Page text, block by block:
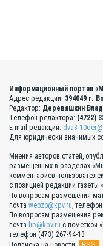
Информационный портал
Адрес редакции: 394049 г.
Редактор: Деревяшкин
Телефон редактора: (4722)
E-mail редакции: dva3-
Для юридически значимых
Мнения авторов статей,
размещённых в разделах
комментариев
с позицией редакции
По вопросам размещения
почта webzb@kpv.ru,
По вопросам размещения
почта lip@kpv.ru с пометкой
телефон (473) 267-94-13